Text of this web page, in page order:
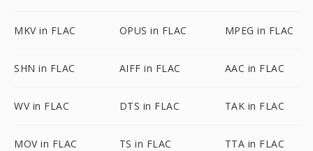
MKV in FLAC OPUS in FLAC MPEG in FLAC
SHN in FLAC AIFF in FLAC AAC in FLAC
WV in FLAC DTS in FLAC TAK in FLAC
MOV in FLAC TS in FLAC TTA in FLAC